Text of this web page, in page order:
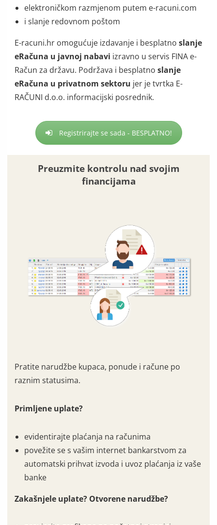
elektroničkom razmjenom putem e-racuni.com
i slanje redovnom poštom
E-racuni.hr omogućuje izdavanje i besplatno slanje
eRačuna u javnoj nabavi izravno u servis FINA e-
Račun za državu. Podržava i besplatno slanje
eRačuna u privatnom sektoru jer je tvrtka E-
RAČUNI d.o.o. informacijski posrednik.
Registrirajte se sada - BESPLATNO!
Preuzmite kontrolu nad svojim
financijama
Pratite narudžbe kupaca, ponude i račune po
raznim statusima.
Primljene uplate?
evidentirajte plaćanja na računima
povežite se s vašim internet bankarstvom za
automatski prihvat izvoda i uvoz plaćanja iz vaše
banke
Zakašnjele uplate? Otvorene narudžbe?